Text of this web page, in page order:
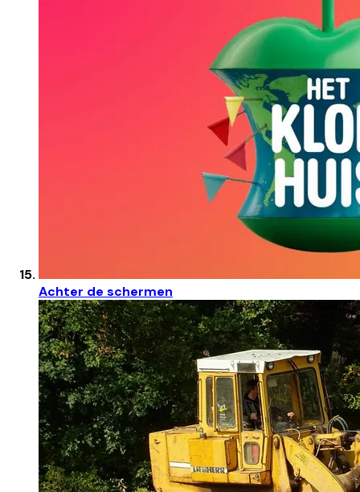
Achter de schermen